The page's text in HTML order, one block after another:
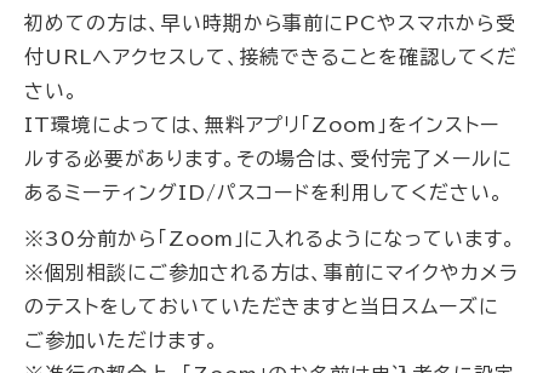
初めての方は、早い時期から事前にPCやスマホから受
付URLへアクセスして、接続できることを確認してくだ
さい。
IT環境によっては、無料アプリ「Zoom」をインストー
ルする必要があります。その場合は、受付完了メールに
あるミーティングID/パスコードを利用してください。
※30分前から「Zoom」に入れるようになっています。
※個別相談にご参加される方は、事前にマイクやカメラ
のテストをしておいていただきますと当日スムーズに
ご参加いただけます。